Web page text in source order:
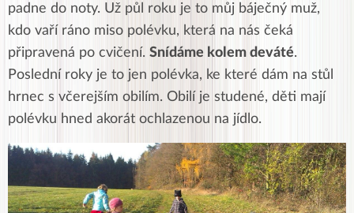
padne do noty. Už půl roku je to můj báječný muž,
kdo vaří ráno miso polévku, která na nás čeká
připravená po cvičení. Snídáme kolem deváté.
Poslední roky je to jen polévka, ke které dám na stůl
hrnec s včerejším obilím. Obilí je studené, děti mají
polévku hned akorát ochlazenou na jídlo.